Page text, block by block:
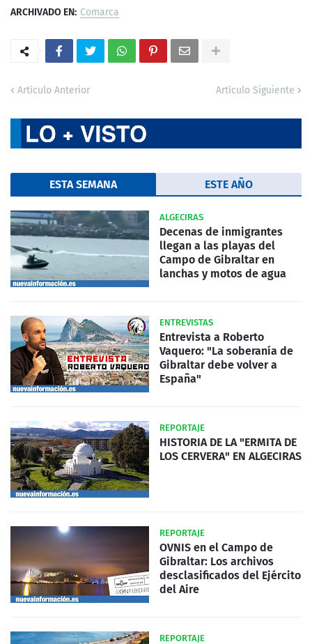
ARCHIVADO EN: Comarca
Artículo Anterior Artículo Siguiente
ESTA SEMANA ESTE AÑO
ALGECIRAS
Decenas de inmigrantes
llegan a las playas del
Campo de Gibraltar en
lanchas y motos de agua
ENTREVISTAS
Entrevista a Roberto
Vaquero: "La soberanía de
Gibraltar debe volver a
España"
REPORTAJE
HISTORIA DE LA "ERMITA DE
LOS CERVERA" EN ALGECIRAS
REPORTAJE
OVNIS en el Campo de
Gibraltar: Los archivos
desclasificados del Ejército
del Aire
REPORTAJE